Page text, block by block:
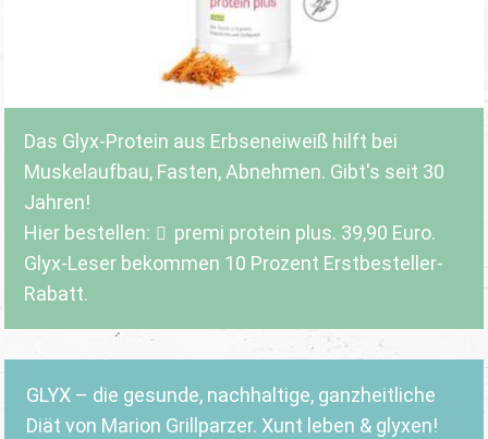
Das Glyx-Protein aus Erbseneiweiß hilft bei
Muskelaufbau, Fasten, Abnehmen. Gibt's seit 30
Jahren!
Hier bestellen:
premi protein plus. 39,90 Euro.
Glyx-Leser bekommen 10 Prozent Erstbesteller-
Rabatt.
GLYX – die gesunde, nachhaltige, ganzheitliche
Diät von Marion Grillparzer. Xunt leben & glyxen!